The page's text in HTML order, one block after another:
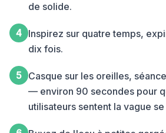
de solide.
4 Inspirez sur quatre temps,
dix fois.
5 Casque sur les oreilles,
— environ 90 secondes pour
utilisateurs sentent la vague